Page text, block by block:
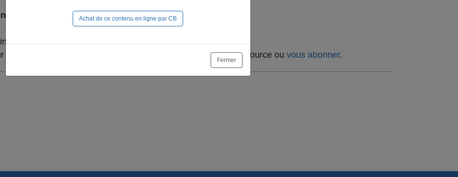
:
à naviguer dans le site, vous devezvous connecter;
lire la suite, vous pouvez
et son document source ou vous abonner.
Achat de ce contenu en ligne par CB
Fermer